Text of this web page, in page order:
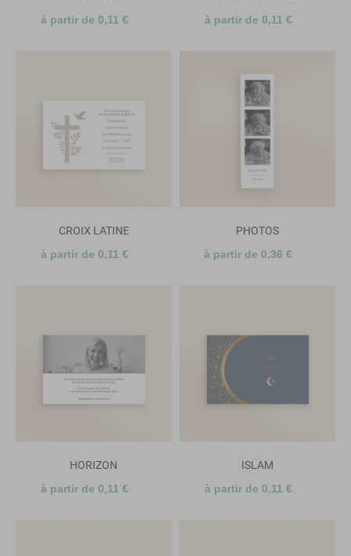
à partir de 0,11 €
à partir de 0,11 €
CROIX LATINE
à partir de 0,11 €
PHOTOS
à partir de 0,36 €
HORIZON
à partir de 0,11 €
ISLAM
à partir de 0,11 €